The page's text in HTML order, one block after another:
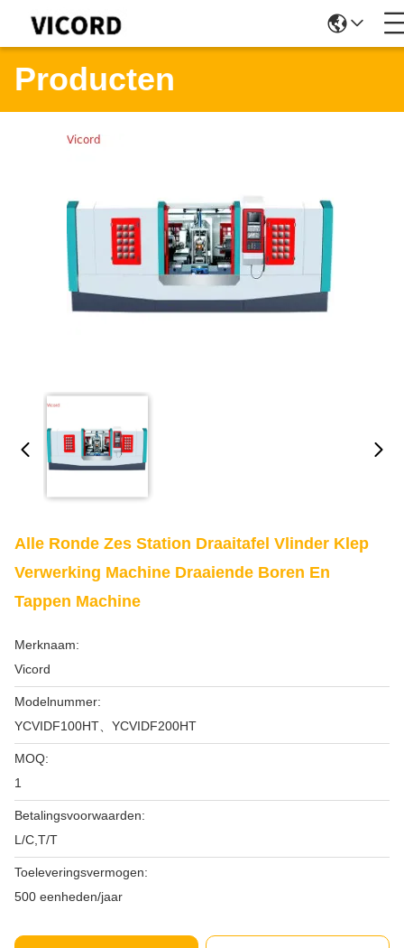
Producten
Alle Ronde Zes Station Draaitafel Vlinder Klep
Verwerking Machine Draaiende Boren En
Tappen Machine
Merknaam:
Vicord
Modelnummer:
YCVIDF100HT、YCVIDF200HT
MOQ:
1
Betalingsvoorwaarden:
L/C,T/T
Toeleveringsvermogen:
500 eenheden/jaar